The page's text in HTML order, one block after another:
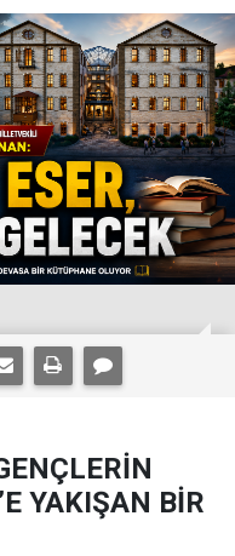
YAKIŞAN BİR